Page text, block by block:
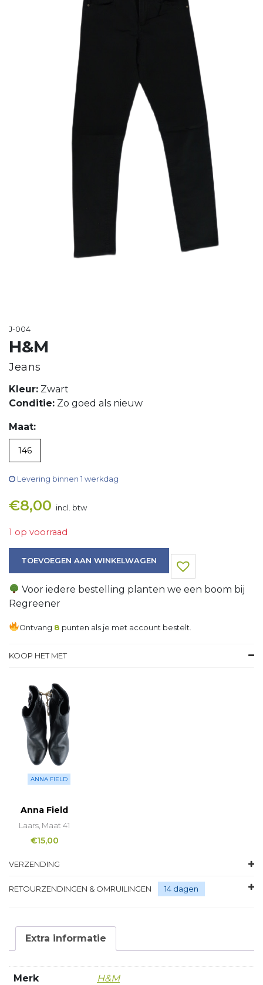
J-004
H&M
Jeans
Kleur: Zwart
Conditie: Zo goed als nieuw
Maat:
146
Levering binnen 1 werkdag
€8,00 incl. btw
1 op voorraad
TOEVOEGEN AAN WINKELWAGEN
Voor iedere bestelling planten we een boom bij
Regreener
Ontvang 8 punten als je met account bestelt.
KOOP HET MET
ANNA FIELD
Anna Field
Laars, Maat 41
€15,00
VERZENDING
RETOURZENDINGEN & OMRUILINGEN 14 dagen
Extra informatie
Merk H&M